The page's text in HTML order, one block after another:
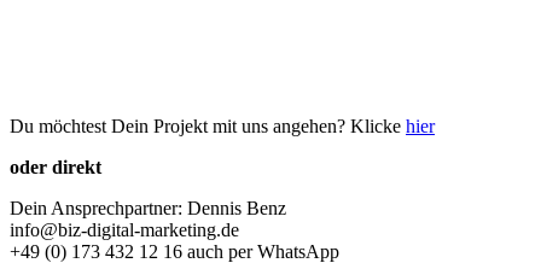
Du möchtest Dein Projekt mit uns angehen? Klicke hier
oder direkt
Dein Ansprechpartner: Dennis Benz
info@biz-digital-marketing.de
+49 (0) 173 432 12 16 auch per WhatsApp